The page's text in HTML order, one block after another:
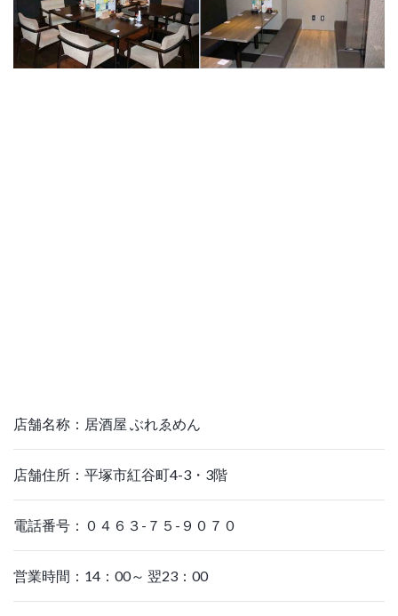
店舗名称：居酒屋 ぶれゑめん
店舗住所：平塚市紅谷町4-3・3階
電話番号：０４６３-７５-９０７０
営業時間：14：00～ 翌23：00